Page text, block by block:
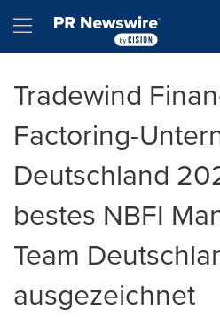
Hamburger menu
Tradewind
Factoring-
Deutschland
bestes NBFI
Team
ausgezeichnet